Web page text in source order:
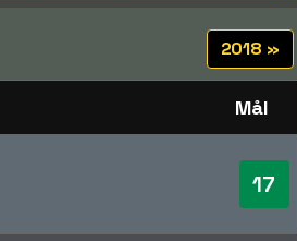
2018 »
Mål
17